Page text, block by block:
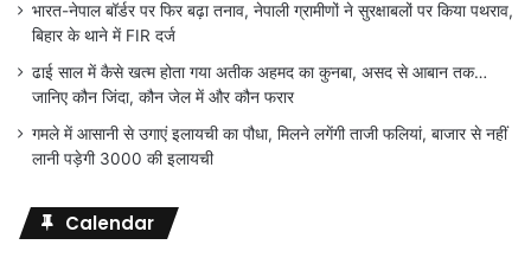
भारत-नेपाल बॉर्डर पर फिर बढ़ा तनाव, नेपाली ग्रामीणों ने सुरक्षाबलों पर किया पथराव,
बिहार के थाने में FIR दर्ज
ढाई साल में कैसे खत्म होता गया अतीक अहमद का कुनबा, असद से आबान तक…
जानिए कौन जिंदा, कौन जेल में और कौन फरार
गमले में आसानी से उगाएं इलायची का पौधा, मिलने लगेंगी ताजी फलियां, बाजार से नहीं
लानी पड़ेगी 3000 की इलायची
Calendar